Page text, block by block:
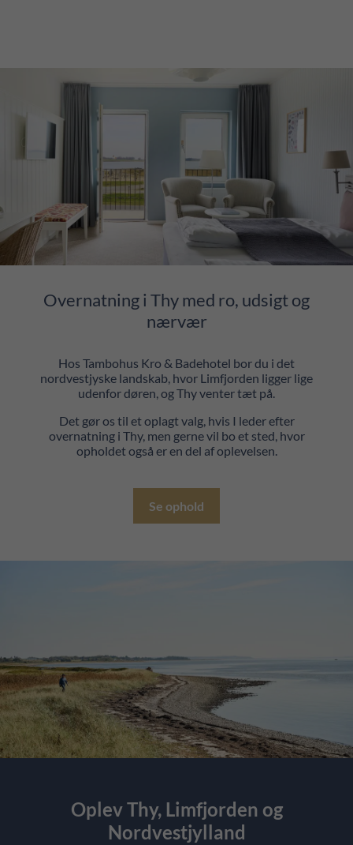
Overnatning i Thy med ro, udsigt og
nærvær
Hos Tambohus Kro & Badehotel bor du i det
nordvestjyske landskab, hvor Limfjorden ligger lige
udenfor døren, og Thy venter tæt på.
Det gør os til et oplagt valg, hvis I leder efter
overnatning i Thy, men gerne vil bo et sted, hvor
opholdet også er en del af oplevelsen.
Se ophold
Oplev Thy, Limfjorden og
Nordvestjylland